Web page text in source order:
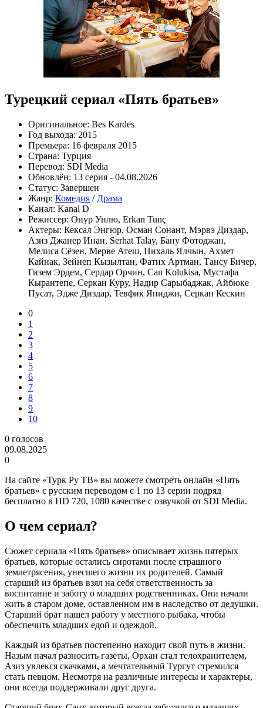
Турецкий сериал «Пять братьев»
Оригинальное: Bes Kardes
Год выхода: 2015
Премьера: 16 февраля 2015
Страна: Турция
Перевод: SDI Media
Обновлён: 13 серия - 04.08.2026
Статус: Завершен
Жанр: Комедия / Драма
Канал: Kanal D
Режиссер: Онур Унлю, Erkan Tunç
Актеры: Кексал Энгюр, Осман Сонант, Мэрвэ Диздар,
Азиз Джанер Инан, Serhat Talay, Бану Фотоджан,
Мелиса Сёзен, Мерве Атеш, Нихаль Ялчын, Ахмет
Кайнак, Зейнеп Кызылтан, Фатих Артман, Тансу Бичер,
Гизем Эрдем, Сердар Орчин, Can Kolukisa, Мустафа
Кырантепе, Серкан Куру, Надир Сарыбаджак, Айбюке
Пусат, Эдже Диздар, Тевфик Япиджи, Серкан Кескин
0
1
2
3
4
5
6
7
8
9
10
0 голосов
09.08.2025
0
На сайте «Турк Ру ТВ» вы можете смотреть онлайн «Пять
братьев» с русским переводом с 1 по 13 серии подряд
бесплатно в HD 720, 1080 качестве с озвучкой от SDI Media.
О чем сериал?
Сюжет сериала «Пять братьев» описывает жизнь пятерых
братьев, которые остались сиротами после страшного
землетрясения, унесшего жизни их родителей. Самый
старший из братьев взял на себя ответственность за
воспитание и заботу о младших родственниках. Они начали
жить в старом доме, оставленном им в наследство от дедушки.
Старший брат нашел работу у местного рыбака, чтобы
обеспечить младших едой и одеждой.
Каждый из братьев постепенно находит свой путь в жизни.
Назым начал разносить газеты, Орхан стал телохранителем,
Азиз увлекся скачками, а мечтательный Тургут стремился
стать певцом. Несмотря на различные интересы и характеры,
они всегда поддерживали друг друга.